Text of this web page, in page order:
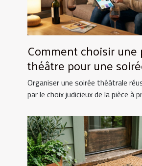
Comment choisir une
théâtre pour une
?
Organiser une soirée théâtrale
par le choix judicieux de la pièce à